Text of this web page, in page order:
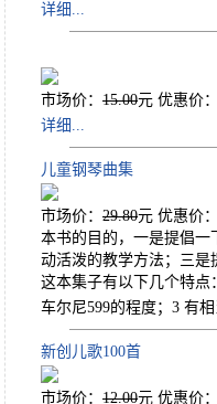
详细...
市场价： 15.00元 优惠价：
详细...
儿童钢琴曲集
市场价： 29.80元 优惠价：
本书的目的，一是提倡一
动活泼的教学方法；三是
这本集子有以下几个特点
车尔尼599的程度；3 有
新创儿歌100首
市场价： 12.00元 优惠价：